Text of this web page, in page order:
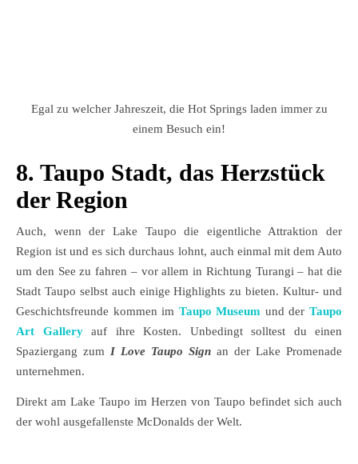
Egal zu welcher Jahreszeit, die Hot Springs laden immer zu
einem Besuch ein!
8. Taupo Stadt, das Herzstück
der Region
Auch, wenn der Lake Taupo die eigentliche Attraktion der
Region ist und es sich durchaus lohnt, auch einmal mit dem Auto
um den See zu fahren – vor allem in Richtung Turangi – hat die
Stadt Taupo selbst auch einige Highlights zu bieten. Kultur- und
Geschichtsfreunde kommen im Taupo Museum und derTaupo
Art Galleryauf ihre Kosten. Unbedingt solltest du einen
Spaziergang zum I Love Taupo Sign an der Lake Promenade
unternehmen.
Direkt am Lake Taupo im Herzen von Taupo befindet sich auch
der wohl ausgefallenste McDonalds der Welt.